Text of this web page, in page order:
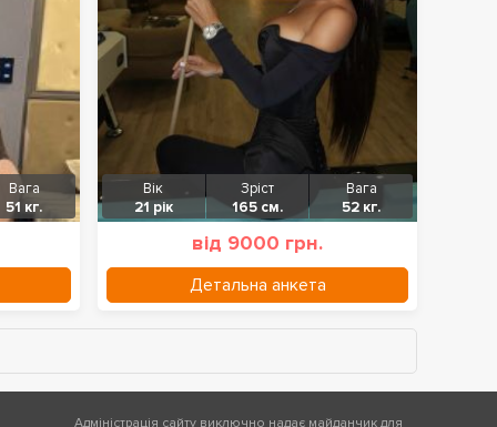
Вага
51 кг.
Вік
21 рік
Зріст
165 см.
Вага
52 кг.
від 9000 грн.
Детальна анкета
Адміністрація сайту виключно надає майданчик для